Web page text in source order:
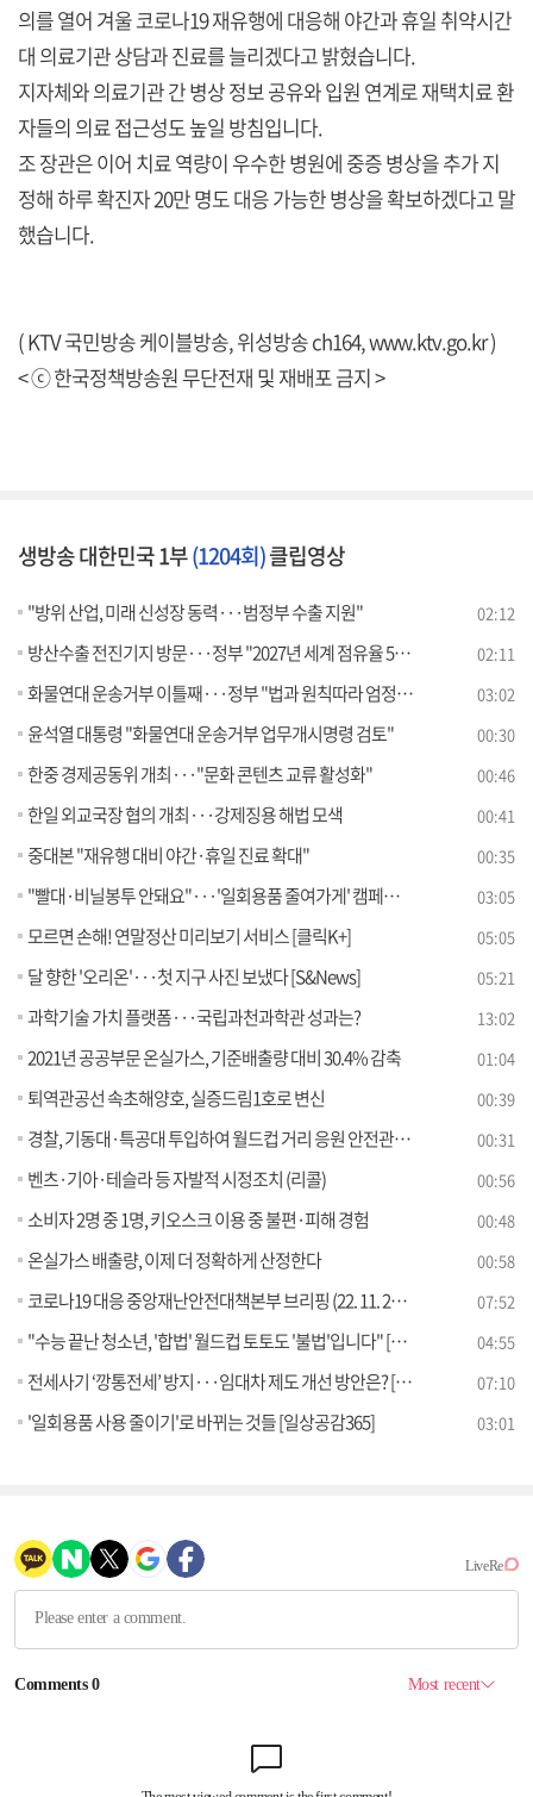
의를 열어 겨울 코로나19 재유행에 대응해 야간과 휴일 취약시간
대 의료기관 상담과 진료를 늘리겠다고 밝혔습니다.
지자체와 의료기관 간 병상 정보 공유와 입원 연계로 재택치료 환
자들의 의료 접근성도 높일 방침입니다.
조 장관은 이어 치료 역량이 우수한 병원에 중증 병상을 추가 지
정해 하루 확진자 20만 명도 대응 가능한 병상을 확보하겠다고 말
했습니다.
( KTV 국민방송 케이블방송, 위성방송 ch164,www.ktv.go.kr)
< ⓒ 한국정책방송원 무단전재 및 재배포 금지 >
생방송 대한민국 1부(1204회)클립영상
"방위 산업, 미래 신성장 동력···범정부 수출 지원" 02:12
방산수출 전진기지 방문···정부 "2027년 세계 점유율 5%" 02:11
화물연대 운송거부 이틀째···정부 "법과 원칙따라 엄정 대응" 03:02
윤석열 대통령 "화물연대 운송거부 업무개시명령 검토" 00:30
한중 경제공동위 개최···"문화 콘텐츠 교류 활성화" 00:46
한일 외교국장 협의 개최···강제징용 해법 모색 00:41
중대본 "재유행 대비 야간·휴일 진료 확대" 00:35
"빨대·비닐봉투 안돼요"···'일회용품 줄여가게' 캠페인 [정책현장+] 03:05
모르면 손해! 연말정산 미리보기 서비스 [클릭K+] 05:05
달 향한 '오리온'···첫 지구 사진 보냈다 [S&News] 05:21
과학기술 가치 플랫폼···국립과천과학관 성과는? 13:02
2021년 공공부문 온실가스, 기준배출량 대비 30.4% 감축 01:04
퇴역관공선 속초해양호, 실증드림1호로 변신 00:39
경찰, 기동대·특공대 투입하여 월드컵 거리 응원 안전관리에 만전 00:31
벤츠·기아·테슬라 등 자발적 시정조치 (리콜) 00:56
소비자 2명 중 1명, 키오스크 이용 중 불편·피해 경험 00:48
온실가스 배출량, 이제 더 정확하게 산정한다 00:58
코로나19 대응 중앙재난안전대책본부 브리핑 (22. 11. 25. 11시) 07:52
"수능 끝난 청소년, '합법' 월드컵 토토도 '불법'입니다" [정책 바로보기] 04:55
전세사기 ‘깡통전세’ 방지···임대차 제도 개선 방안은? [정책 바로보기] 07:10
'일회용품 사용 줄이기'로 바뀌는 것들 [일상공감365] 03:01